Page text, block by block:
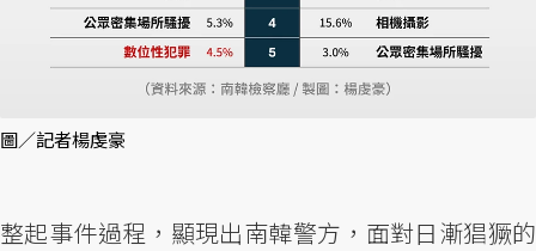
圖／記者楊虔豪
整起事件過程，顯現出南韓警方，面對日漸猖獗的